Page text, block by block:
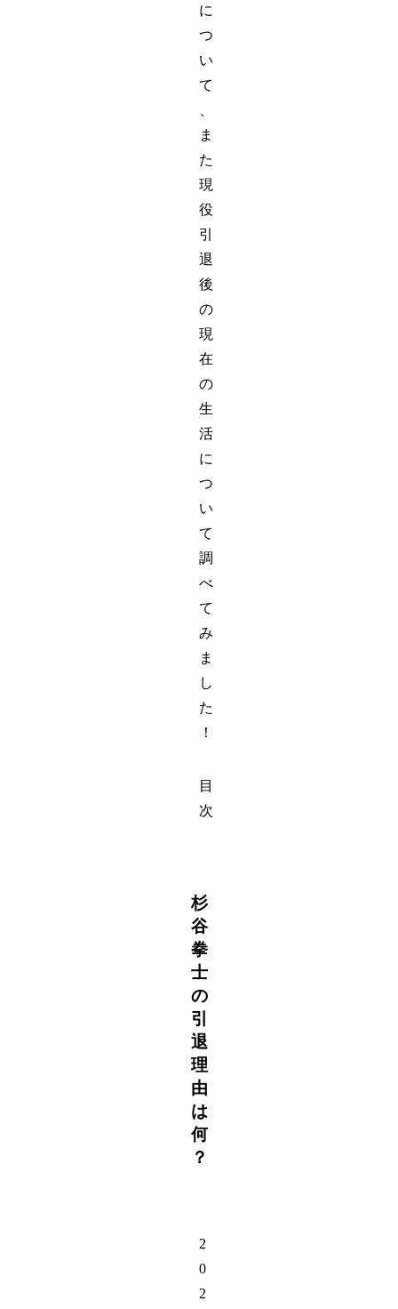
に
つ
い
て
ま
た
現
役
引
退
後
の
現
在
の
生
活
に
つ
い
て
調
べ
て
み
ま
し
た
！
目
次
杉
谷
拳
士
の
引
退
理
由
は
何
？
2
0
2